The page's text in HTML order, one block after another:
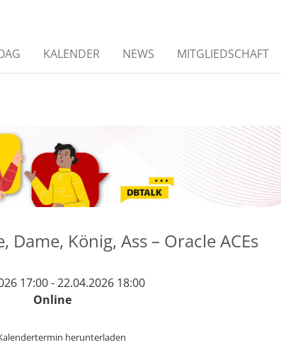
KALENDER NEWS MITGLIEDSCHAFT
Dame, König, Ass – Oracle ACEs
17:00 - 22.04.2026 18:00
Online
herunterladen